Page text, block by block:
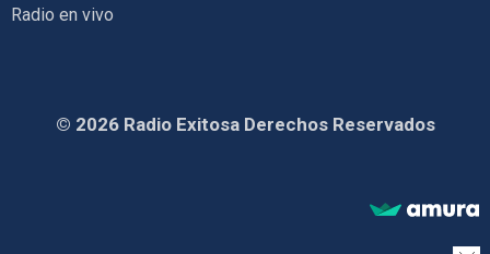
Radio en vivo
© 2026 Radio Exitosa Derechos Reservados